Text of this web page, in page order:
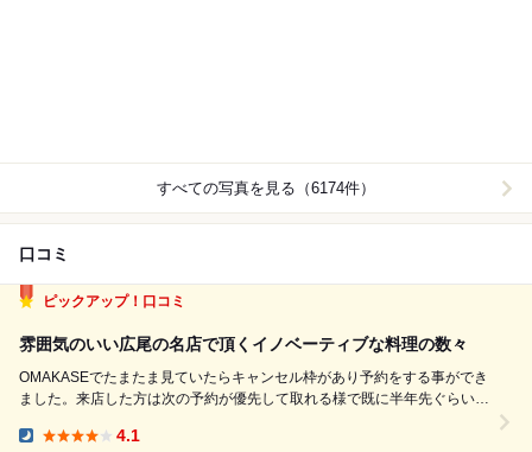
すべての写真を見る（6174件）
口コミ
ピックアップ！口コミ
雰囲気のいい広尾の名店で頂くイノベーティブな料理の数々
OMAKASEでたまたま見ていたらキャンセル枠があり予約をする事ができ
ました。来店した方は次の予約が優先して取れる様で既に半年先ぐらいま
を見つけて予約するぐらいしか難しそうでなかなか予約難易度は高めで
4.1